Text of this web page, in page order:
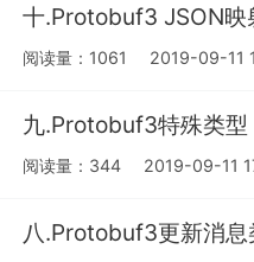
十.Protobuf3 JSON映
阅读量：1061 2019-09-11
九.Protobuf3特殊类型
阅读量：344 2019-09-11
八.Protobuf3更新消